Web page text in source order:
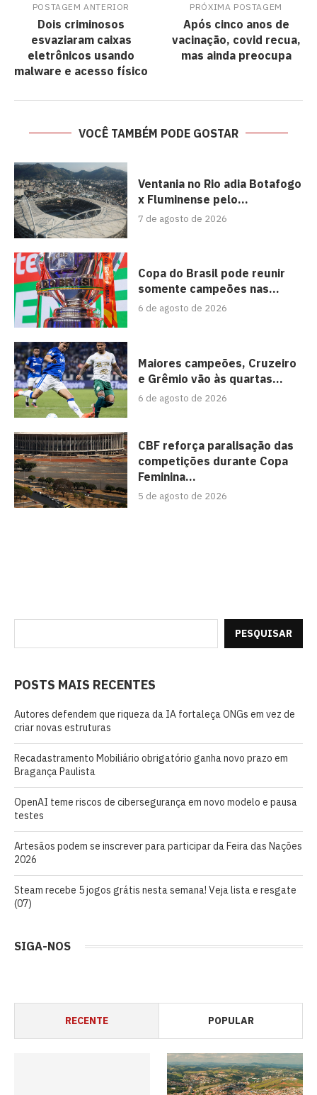
POSTAGEM ANTERIOR
Dois criminosos
esvaziaram caixas
eletrônicos usando
malware e acesso físico
PRÓXIMA POSTAGEM
Após cinco anos de
vacinação, covid recua,
mas ainda preocupa
VOCÊ TAMBÉM PODE GOSTAR
Ventania no Rio adia Botafogo
x Fluminense pelo...
7 de agosto de 2026
Copa do Brasil pode reunir
somente campeões nas...
6 de agosto de 2026
Maiores campeões, Cruzeiro
e Grêmio vão às quartas...
6 de agosto de 2026
CBF reforça paralisação das
competições durante Copa
Feminina...
5 de agosto de 2026
PESQUISAR
POSTS MAIS RECENTES
Autores defendem que riqueza da IA fortaleça ONGs em vez de
criar novas estruturas
Recadastramento Mobiliário obrigatório ganha novo prazo em
Bragança Paulista
OpenAI teme riscos de cibersegurança em novo modelo e pausa
testes
Artesãos podem se inscrever para participar da Feira das Nações
2026
Steam recebe 5 jogos grátis nesta semana! Veja lista e resgate
(07)
SIGA-NOS
RECENTE POPULAR